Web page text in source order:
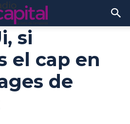
si
el cap en
de